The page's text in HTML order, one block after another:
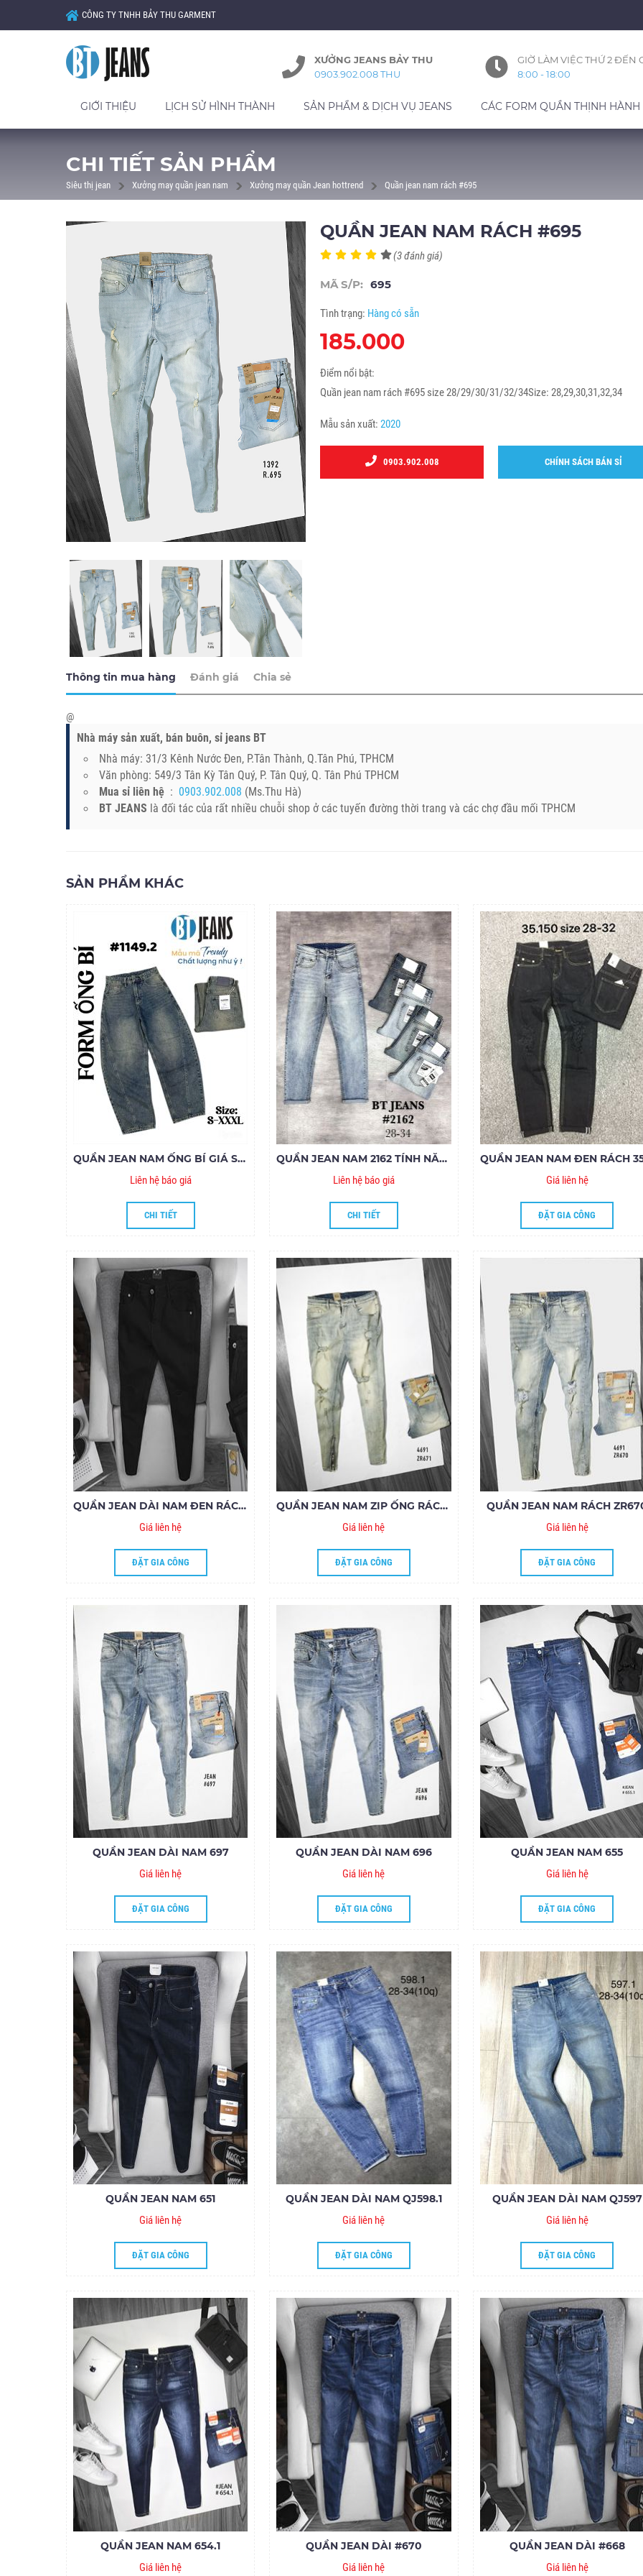
CÔNG TY TNHH BẢY THU GARMENT
XƯỞNG JEANS BẢY THU
0903.902.008 THU
GIỜ LÀM VIỆC THỨ 2 ĐẾN
8:00 - 18:00
GIỚI THIỆU LỊCH SỬ HÌNH THÀNH SẢN PHẨM & DỊCH VỤ JEANS CÁC FORM QUẦN THỊNH HÀNH
CHI TIẾT SẢN PHẨM
Siêu thị jean Xưởng may quần jean nam Xưởng may quần Jean hottrend Quần jean nam rách #695
QUẦN JEAN NAM RÁCH #695
(3 đánh giá)
MÃ S/P: 695
Tình trạng: Hàng có sẵn
185.000
Điểm nổi bật:
Quần jean nam rách #695 size 28/29/30/31/32/34Size: 28,29,30,31,32,34
Mẫu sản xuất:2020
0903.902.008 CHÍNH SÁCH BÁN SỈ
Thông tin mua hàng Đánh giá Chia sẻ
@
Nhà máy sản xuất, bán buôn, sỉ jeans BT
Nhà máy: 31/3 Kênh Nước Đen, P.Tân Thành, Q.Tân Phú, TPHCM
Văn phòng: 549/3 Tân Kỳ Tân Quý, P. Tân Quý, Q. Tân Phú TPHCM
Mua sỉ liên hệ : 0903.902.008 (Ms.Thu Hà)
BT JEANS là đối tác của rất nhiều chuỗi shop ở các tuyến đường thời trang và các chợ đầu mối TPHCM
SẢN PHẨM KHÁC
QUẦN JEAN NAM ỐNG BÍ GIÁ SỈ 001
Liên hệ báo giá
CHI TIẾT
QUẦN JEAN NAM 2162 TÍNH NĂNG LÀM MÁT COOLMAX
Liên hệ báo giá
CHI TIẾT
Giá liên hệ
ĐẶT GIA CÔNG
QUẦN JEAN DÀI NAM ĐEN RÁCH GỐI ZIPPER
Giá liên hệ
ĐẶT GIA CÔNG
QUẦN JEAN NAM ZIP ỐNG RÁCH ZR671
Giá liên hệ
ĐẶT GIA CÔNG
QUẦN JEAN NAM RÁCH
Giá liên hệ
ĐẶT GIA CÔNG
QUẦN JEAN DÀI NAM 697
Giá liên hệ
ĐẶT GIA CÔNG
QUẦN JEAN DÀI NAM 696
Giá liên hệ
ĐẶT GIA CÔNG
QUẦN JEAN NAM 655
Giá liên hệ
ĐẶT GIA CÔNG
QUẦN JEAN NAM 651
Giá liên hệ
ĐẶT GIA CÔNG
QUẦN JEAN DÀI NAM QJ598.1
Giá liên hệ
ĐẶT GIA CÔNG
QUẦN JEAN DÀI NAM QJ597
Giá liên hệ
ĐẶT GIA CÔNG
QUẦN JEAN NAM 654.1
Giá liên hệ
QUẦN JEAN DÀI #670
Giá liên hệ
QUẦN JEAN DÀI #668
Giá liên hệ